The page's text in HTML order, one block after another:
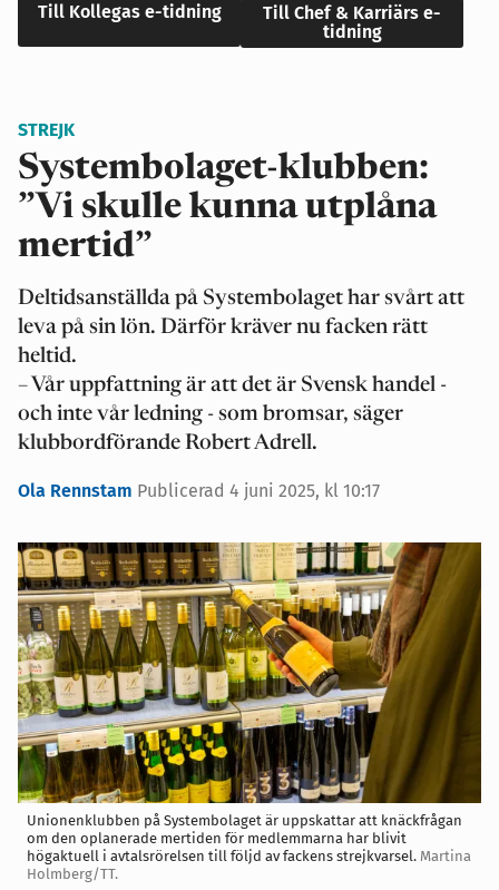
Till Kollegas e-tidning
Till Chef & Karriärs e-
tidning
STREJK
Systembolaget-klubben:
”Vi skulle kunna utplåna
mertid”
Deltidsanställda på Systembolaget har svårt att
leva på sin lön. Därför kräver nu facken rätt
heltid.
– Vår uppfattning är att det är Svensk handel -
och inte vår ledning - som bromsar, säger
klubbordförande Robert Adrell.
Ola Rennstam Publicerad 4 juni 2025, kl 10:17
Unionenklubben på Systembolaget är uppskattar att knäckfrågan
om den oplanerade mertiden för medlemmarna har blivit
högaktuell i avtalsrörelsen till följd av fackens strejkvarsel. Martina
Holmberg/TT.